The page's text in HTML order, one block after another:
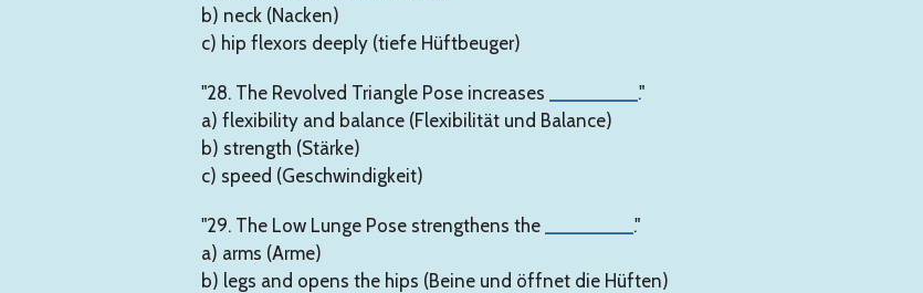
b) neck (Nacken)
c) hip flexors deeply (tiefe Hüftbeuger)
"28. The Revolved Triangle Pose increases
."
a) flexibility and balance (Flexibilität und Balance)
b) strength (Stärke)
c) speed (Geschwindigkeit)
"29. The Low Lunge Pose strengthens the
."
a) arms (Arme)
b) legs and opens the hips (Beine und öffnet die Hüften)